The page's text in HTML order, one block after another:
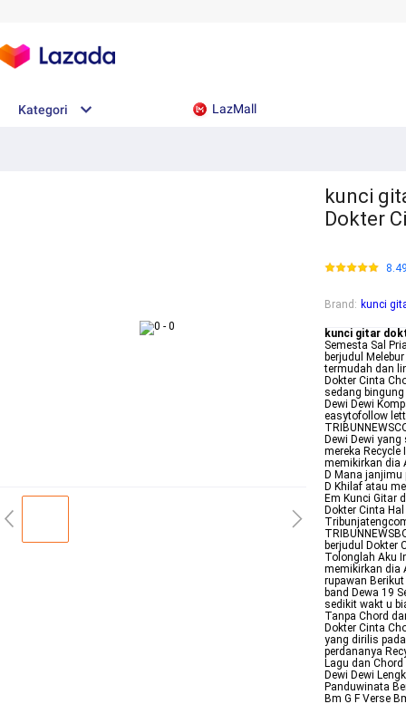
Kategori LazMall
kunci
Dokter
Brand : kunci
kunci gitar
Semesta Sal
berjudul
termudah dan
Dokter Cinta
sedang
Dewi Dewi
easytofollow
Dewi Dewi
mereka
memikirkan dia
D Mana
D Khilaf atau
Em Kunci Gitar
Dokter Cinta
berjudul Dokter
Tolonglah Aku
memikirkan dia
rupawan
band Dewa 19
sedikit wakt u
Tanpa Chord
Dokter Cinta
yang dirilis
perdananya
Lagu dan
Dewi Dewi
Panduwinata
Bm G F Verse